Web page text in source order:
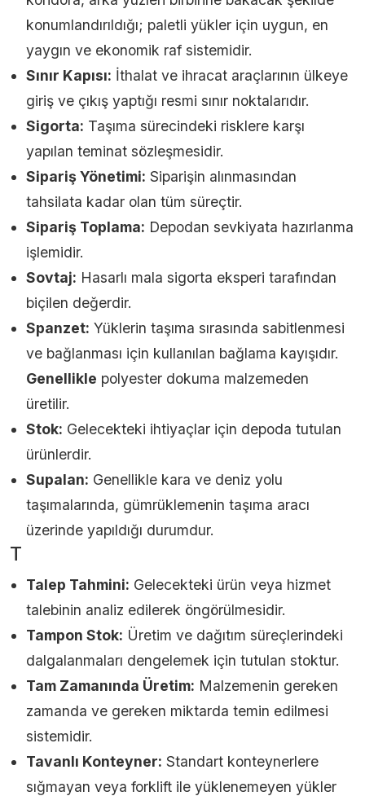
konumlandırıldığı; paletli yükler için uygun, en
yaygın ve ekonomik raf sistemidir.
Sınır Kapısı: İthalat ve ihracat araçlarının ülkeye
giriş ve çıkış yaptığı resmi sınır noktalarıdır.
Sigorta: Taşıma sürecindeki risklere karşı
yapılan teminat sözleşmesidir.
Sipariş Yönetimi: Siparişin alınmasından
tahsilata kadar olan tüm süreçtir.
Sipariş Toplama: Depodan sevkiyata hazırlanma
işlemidir.
Sovtaj: Hasarlı mala sigorta eksperi tarafından
biçilen değerdir.
Spanzet: Yüklerin taşıma sırasında sabitlenmesi
ve bağlanması için kullanılan bağlama kayışıdır.
Genellikle polyester dokuma malzemeden
üretilir.
Stok: Gelecekteki ihtiyaçlar için depoda tutulan
ürünlerdir.
Supalan: Genellikle kara ve deniz yolu
taşımalarında, gümrüklemenin taşıma aracı
üzerinde yapıldığı durumdur.
T
Talep Tahmini: Gelecekteki ürün veya hizmet
talebinin analiz edilerek öngörülmesidir.
Tampon Stok: Üretim ve dağıtım süreçlerindeki
dalgalanmaları dengelemek için tutulan stoktur.
Tam Zamanında Üretim: Malzemenin gereken
zamanda ve gereken miktarda temin edilmesi
sistemidir.
Tavanlı Konteyner: Standart konteynerlere
sığmayan veya forklift ile yüklenemeyen yükler